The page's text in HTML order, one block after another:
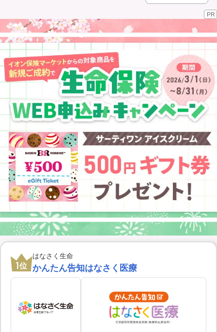
（無料） （無料）
イオンカード会員さま専用保険
PR
1位
はなさく生命
かんたん告知はなさく医療